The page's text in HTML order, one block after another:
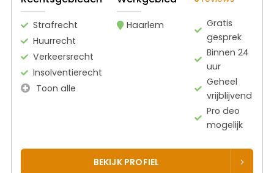
Strafrecht
Huurrecht
Verkeersrecht
Insolventierecht
Toon alle
Haarlem
Gratis
gesprek
Binnen 24
uur
Geheel
vrijblijvend
Pro deo
mogelijk
BEKIJK PROFIEL